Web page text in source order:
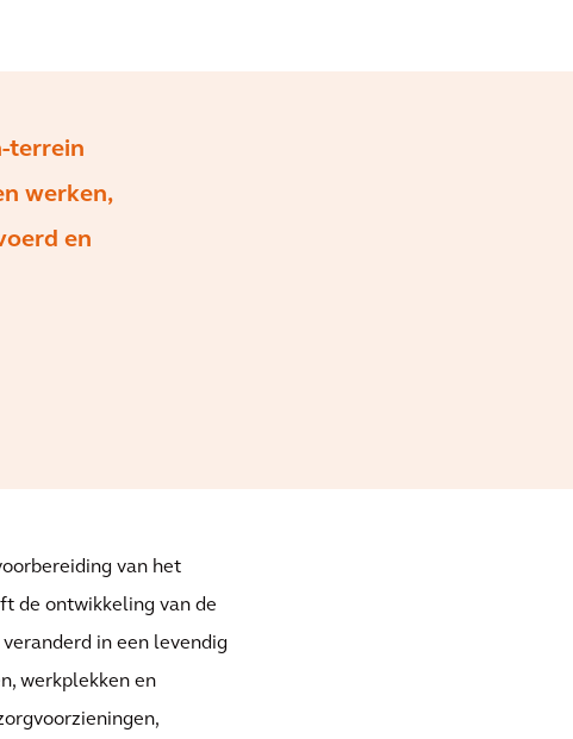
terrein
werken,
en
van het
de ontwikkeling van de
in een levendig
werkplekken en